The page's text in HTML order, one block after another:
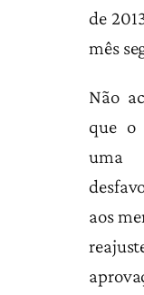
de
mês
Não
que o
aos